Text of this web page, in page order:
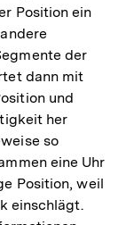
Position ein
der
dann mit
und
her
so
eine Uhr
Position, weil
einschlägt.